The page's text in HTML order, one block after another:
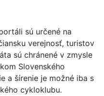
sú určené na
verejnosť, turistov
sú chránené v zmysle
Slovenského
a šírenie je možné iba s
cykloklubu.